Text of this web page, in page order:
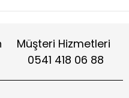
Müşteri Hizmetleri
0541 418 06 88